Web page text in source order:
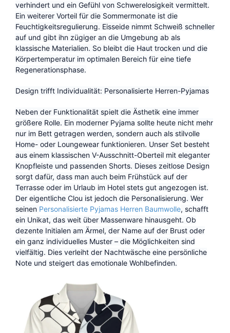
verhindert und ein Gefühl von Schwerelosigkeit vermittelt.
Ein weiterer Vorteil für die Sommermonate ist die
Feuchtigkeitsregulierung. Eisseide nimmt Schweiß schneller
auf und gibt ihn zügiger an die Umgebung ab als
klassische Materialien. So bleibt die Haut trocken und die
Körpertemperatur im optimalen Bereich für eine tiefe
Regenerationsphase.
Design trifft Individualität: Personalisierte Herren-Pyjamas
Neben der Funktionalität spielt die Ästhetik eine immer
größere Rolle. Ein moderner Pyjama sollte heute nicht mehr
nur im Bett getragen werden, sondern auch als stilvolle
Home- oder Loungewear funktionieren. Unser Set besteht
aus einem klassischen V-Ausschnitt-Oberteil mit eleganter
Knopfleiste und passenden Shorts. Dieses zeitlose Design
sorgt dafür, dass man auch beim Frühstück auf der
Terrasse oder im Urlaub im Hotel stets gut angezogen ist.
Der eigentliche Clou ist jedoch die Personalisierung. Wer
seinen Personalisierte Pyjamas Herren Baumwolle, schafft
ein Unikat, das weit über Massenware hinausgeht. Ob
dezente Initialen am Ärmel, der Name auf der Brust oder
ein ganz individuelles Muster – die Möglichkeiten sind
vielfältig. Dies verleiht der Nachtwäsche eine persönliche
Note und steigert das emotionale Wohlbefinden.